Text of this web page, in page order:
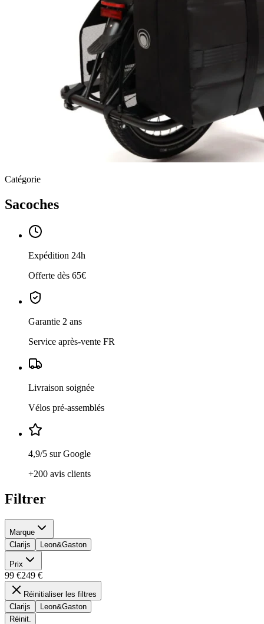
Catégorie
Sacoches
Expédition 24h
Offerte dès 65€
Garantie 2 ans
Service après-vente FR
Livraison soignée
Vélos pré-assemblés
4,9/5 sur Google
+200 avis clients
Filtrer
Marque
Clarijs
Leon&Gaston
Prix
99 €249 €
Réinitialiser les filtres
Clarijs
Leon&Gaston
Réinit.